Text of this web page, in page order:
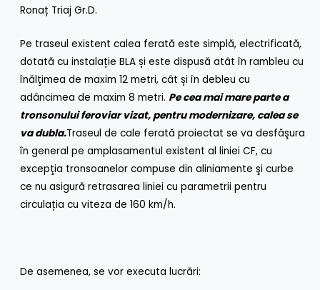
Ronaț Triaj Gr.D.
Pe traseul existent calea ferată este simplă, electrificată,
dotată cu instalație BLA și este dispusă atât în rambleu cu
înălţimea de maxim 12 metri, cât și în debleu cu
adâncimea de maxim 8 metri. Pe cea mai mare parte a
tronsonului feroviar vizat, pentru modernizare, calea se
va dubla.Traseul de cale ferată proiectat se va desfăşura
în general pe amplasamentul existent al liniei CF, cu
excepţia tronsoanelor compuse din aliniamente şi curbe
ce nu asigură retrasarea liniei cu parametrii pentru
circulația cu viteza de 160 km/h.
De asemenea, se vor executa lucrări: